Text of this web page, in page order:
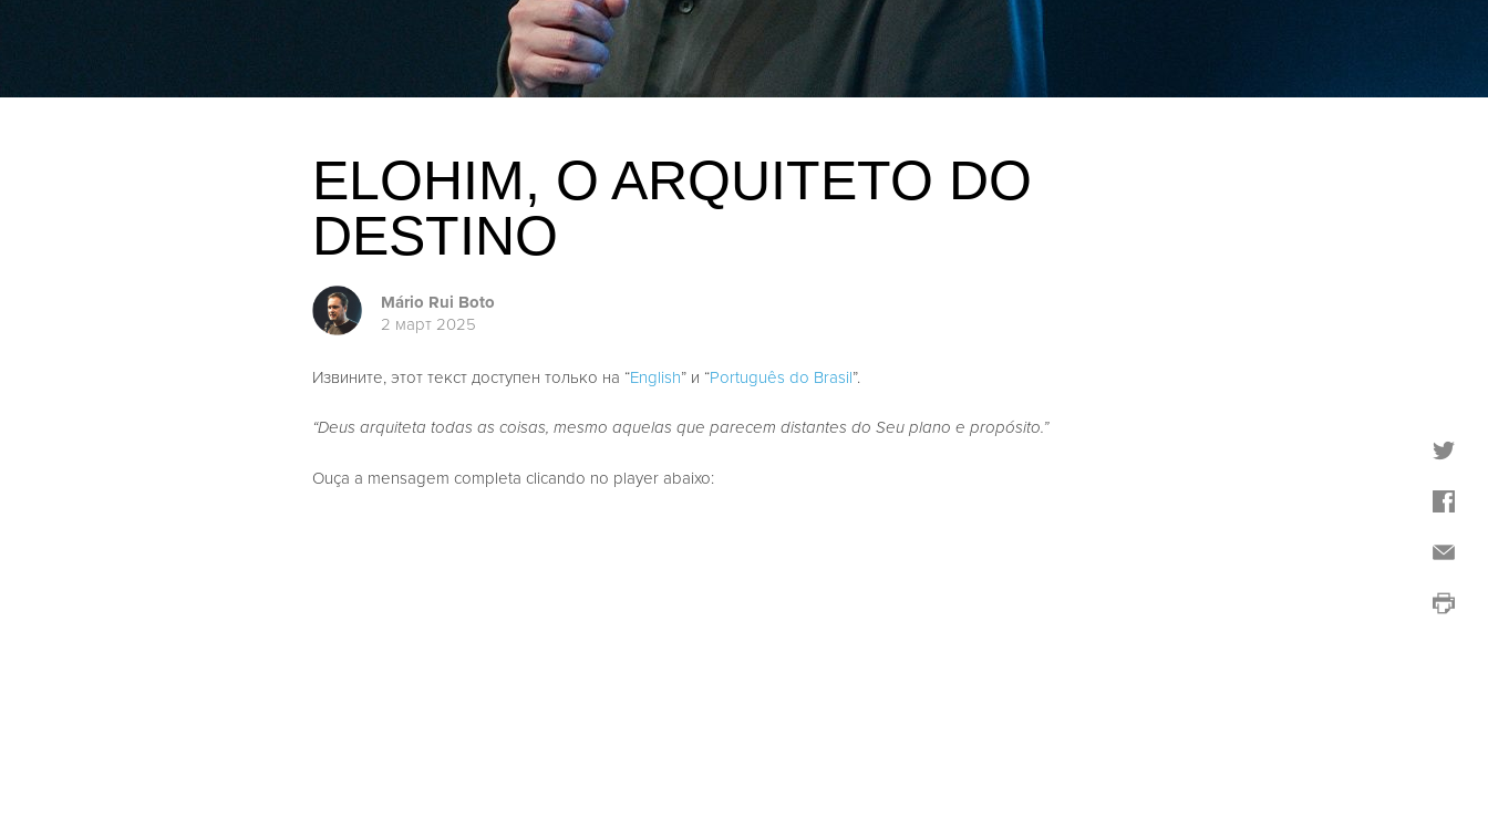
ELOHIM, O ARQUITETO DO
DESTINO
Mário Rui Boto
2 март 2025
Извините, этот текст доступен только на “English” и “Português do Brasil”.
“Deus arquiteta todas as coisas, mesmo aquelas que parecem distantes do Seu plano e propósito.”
Ouça a mensagem completa clicando no player abaixo: